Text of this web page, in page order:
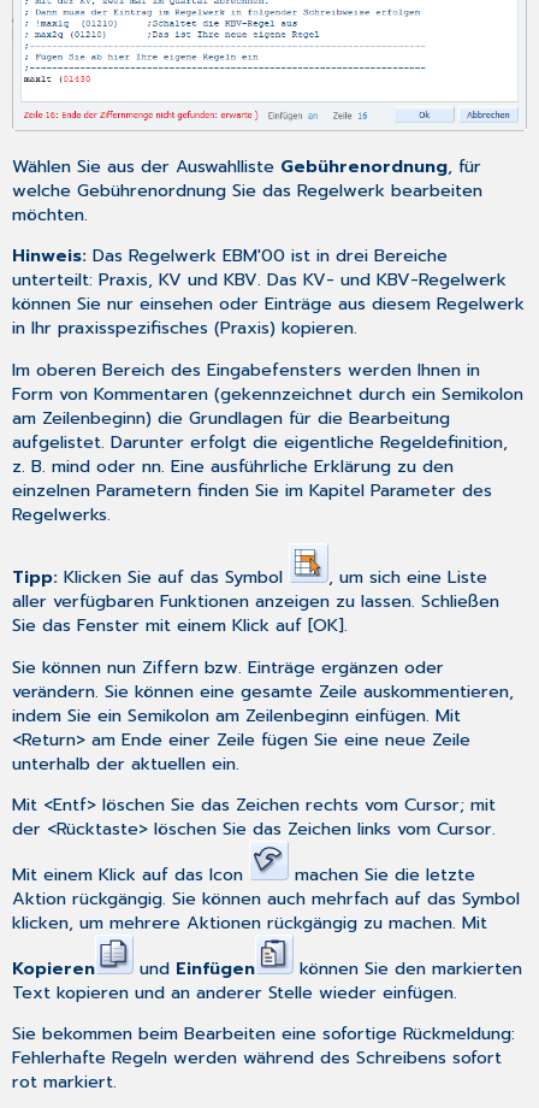
Wählen Sie aus der Auswahlliste Gebührenordnung, für
welche Gebührenordnung Sie das Regelwerk bearbeiten
möchten.
Hinweis:Das Regelwerk EBM'00 ist in drei Bereiche
unterteilt: Praxis, KV und KBV. Das KV- und KBV-Regelwerk
können Sie nur einsehen oder Einträge aus diesem Regelwerk
in Ihr praxisspezifisches (Praxis) kopieren.
Im oberen Bereich des Eingabefensters werden Ihnen in
Form von Kommentaren (gekennzeichnet durch ein Semikolon
am Zeilenbeginn) die Grundlagen für die Bearbeitung
aufgelistet. Darunter erfolgt die eigentliche Regeldefinition,
z. B. mind oder nn. Eine ausführliche Erklärung zu den
einzelnen Parametern finden Sie im KapitelParameter des
Regelwerks.
Tipp:Klicken Sie auf das Symbol
, um sich eine Liste
aller verfügbaren Funktionen anzeigen zu lassen. Schließen
Sie das Fenster mit einem Klick auf [OK].
Sie können nun Ziffern bzw. Einträge ergänzen oder
verändern. Sie können eine gesamte Zeile auskommentieren,
indem Sie ein Semikolon am Zeilenbeginn einfügen. Mit
<Return> am Ende einer Zeile fügen Sie eine neue Zeile
unterhalb der aktuellen ein.
Mit <Entf> löschen Sie das Zeichen rechts vom Cursor; mit
der <Rücktaste> löschen Sie das Zeichen links vom Cursor.
Mit einem Klick auf das Icon
machen Sie die letzte
Aktion rückgängig. Sie können auch mehrfach auf das Symbol
klicken, um mehrere Aktionen rückgängig zu machen. Mit
Kopieren
und Einfügen
können Sie den markierten
Text kopieren und an anderer Stelle wieder einfügen.
Sie bekommen beim Bearbeiten eine sofortige Rückmeldung:
Fehlerhafte Regeln werden während des Schreibens sofort
rot markiert.